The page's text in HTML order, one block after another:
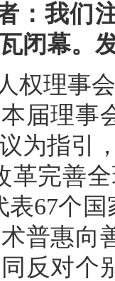
：我们
闭幕。
权理事
届理事
为指引
革完善
表67个
普惠向
反对个